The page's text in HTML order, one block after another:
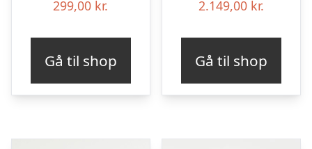
299,00 kr.
Gå til shop
2.149,00 kr.
Gå til shop